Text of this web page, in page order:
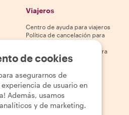
Viajeros
Centro de ayuda para viajeros
Política de cancelación para
Términos y condiciones para
viajeros
Descarga nuestra app
App Store
Google Play Store
de cookies
asegurarnos de
de usuario en
Además, usamos
y de marketing.